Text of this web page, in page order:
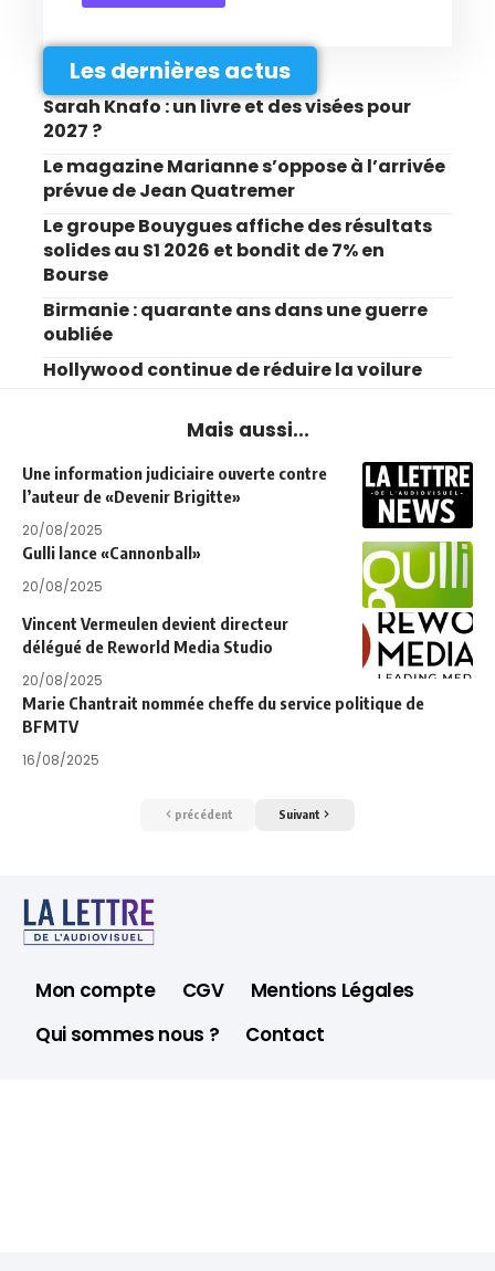
Les dernières actus
Sarah Knafo : un livre et des visées pour
2027 ?
Le magazine Marianne s’oppose à l’arrivée
prévue de Jean Quatremer
Le groupe Bouygues affiche des résultats
solides au S1 2026 et bondit de 7% en
Bourse
Birmanie : quarante ans dans une guerre
oubliée
Hollywood continue de réduire la voilure
Mais aussi...
Une information judiciaire ouverte contre
l’auteur de «Devenir Brigitte»
20/08/2025
Gulli lance «Cannonball»
20/08/2025
Vincent Vermeulen devient directeur
délégué de Reworld Media Studio
20/08/2025
Marie Chantrait nommée cheffe du service politique de
BFMTV
16/08/2025
précédent Suivant
Mon compte CGV
Mentions Légales
Qui sommes nous ?
Contact